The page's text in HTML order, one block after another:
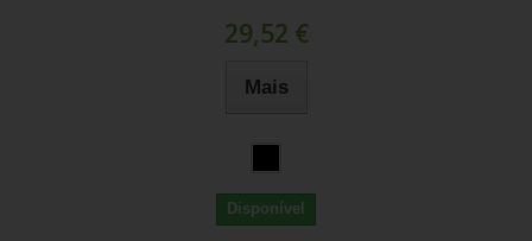
29,52 €
Mais
Disponível